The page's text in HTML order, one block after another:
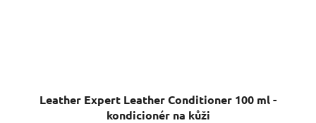
Leather Expert Leather Conditioner 100 ml -
kondicionér na kůži